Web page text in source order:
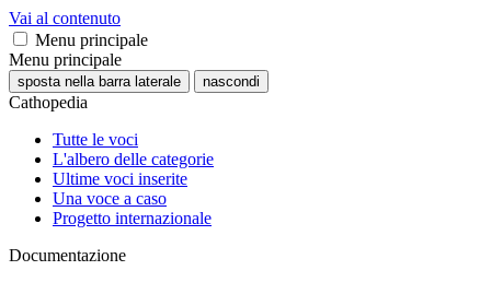
Vai al contenuto
Menu principale
Menu principale
sposta nella barra laterale nascondi
Cathopedia
Tutte le voci
L'albero delle categorie
Ultime voci inserite
Una voce a caso
Progetto internazionale
Documentazione